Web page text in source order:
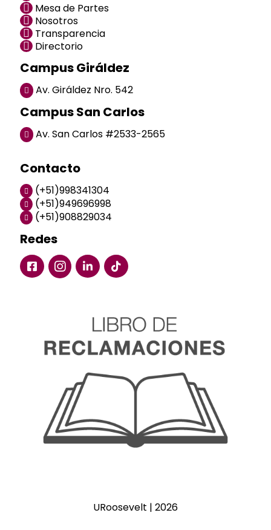
Mesa de Partes
Nosotros
Transparencia
Directorio
Campus Giráldez
Av. Giráldez Nro. 542
Campus San Carlos
Av. San Carlos #2533-2565
Contacto
(+51)998341304
(+51)949696998
(+51)908829034
Redes
URoosevelt | 2026